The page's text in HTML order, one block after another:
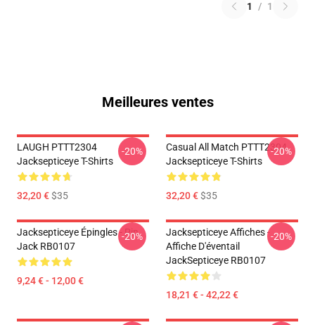
1 / 1
Meilleures ventes
LAUGH PTTT2304
Jacksepticeye T-Shirts
32,20 €$35
-20%
Casual All Match PTTT2304
Jacksepticeye T-Shirts
32,20 €$35
-20%
Jacksepticeye Épingles - Pin
Jack RB0107
9,24 € - 12,00 €
-20%
Jacksepticeye Affiches -
Affiche D'éventail
JackSepticeye RB0107
18,21 € - 42,22 €
-20%